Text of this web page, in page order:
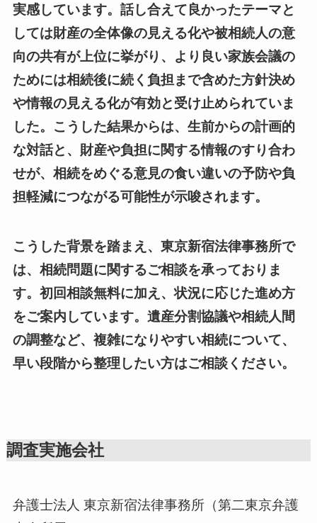
実感しています。話し合えて良かったテーマと
しては財産の全体像の見える化や被相続人の意
向の共有が上位に挙がり、より良い家族会議の
ためには相続後に続く負担まで含めた方針決め
や情報の見える化が有効と受け止められていま
した。こうした結果からは、生前からの計画的
な対話と、財産や負担に関する情報のすり合わ
せが、相続をめぐる意見の食い違いの予防や負
担軽減につながる可能性が示唆されます。
こうした背景を踏まえ、東京新宿法律事務所で
は、相続問題に関するご相談を承っておりま
す。初回相談無料に加え、状況に応じた進め方
をご案内しています。遺産分割協議や相続人間
の調整など、複雑になりやすい相続について、
早い段階から整理したい方はご相談ください。
調査実施会社
弁護士法人 東京新宿法律事務所（第二東京弁護